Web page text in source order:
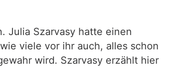
Julia Szarvasy hatte einen
viele vor ihr auch, alles schon
wird. Szarvasy erzählt hier